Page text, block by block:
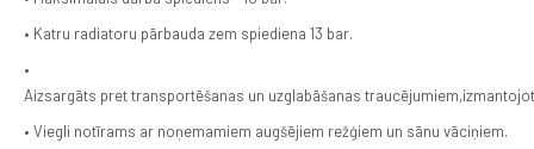
• Katru radiatoru pārbauda zem spiediena 13 bar.
•
Aizsargāts pret transportēšanas un uzglabāšanas
• Viegli notīrams ar noņemamiem augšējiem režģiem un sānu vāciņiem.